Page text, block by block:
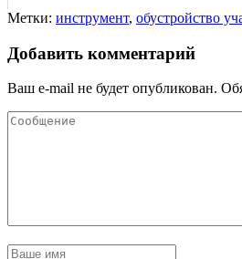
Метки: инструмент, обустройство
Добавить комментарий
Ваш e-mail не будет опубликован.